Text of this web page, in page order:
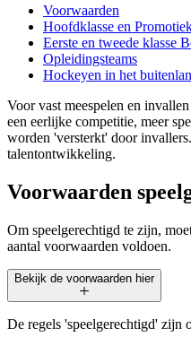
Voorwaarden
Hoofdklasse en
Eerste en tweede klasse
Opleidingsteams
Hockeyen in het
Voor vast meespelen en
een eerlijke competitie, meer
worden 'versterkt' door
talentontwikkeling.
Voorwaarden
Om speelgerechtigd te zijn,
aantal voorwaarden voldoen.
Bekijk de voorwaarden hier
De regels 'speelgerechtigd' zijn